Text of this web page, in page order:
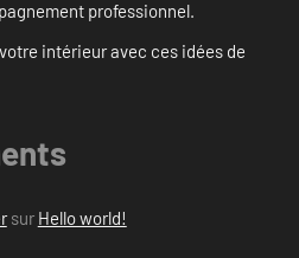
professionnel.
intérieur avec ces idées de
sur Hello world!